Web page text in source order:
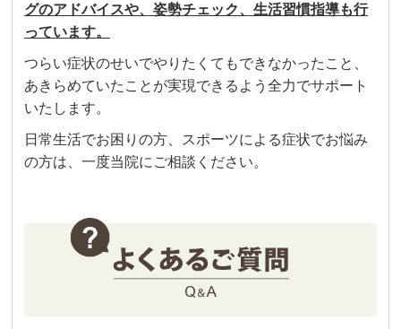
グのアドバイスや、姿勢チェック、生活習慣指導も行
っています。
つらい症状のせいでやりたくてもできなかったこと、
あきらめていたことが実現できるよう全力でサポート
いたします。
日常生活でお困りの方、スポーツによる症状でお悩み
の方は、一度当院にご相談ください。